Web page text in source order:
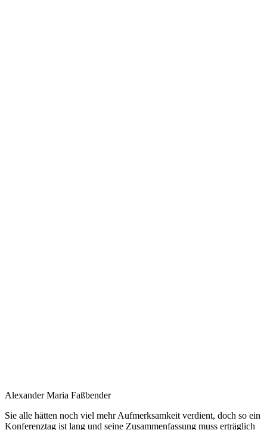
Alexander Maria Faßbender
Sie alle hätten noch viel mehr Aufmerksamkeit verdient, doch so ein
Konferenztag ist lang und seine Zusammenfassung muss erträglich